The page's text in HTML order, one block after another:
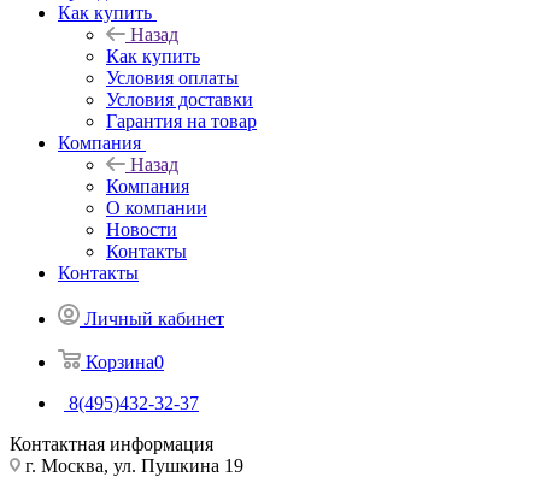
Как купить
Назад
Как купить
Условия оплаты
Условия доставки
Гарантия на товар
Компания
Назад
Компания
О компании
Новости
Контакты
Контакты
Личный кабинет
Корзина0
8(495)432-32-37
Контактная информация
г. Москва, ул. Пушкина 19